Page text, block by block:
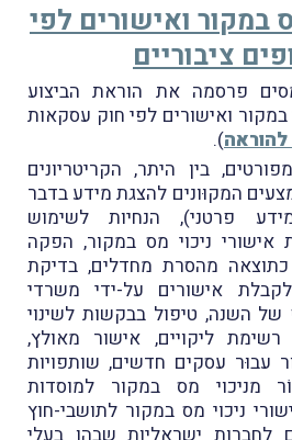
במקור ואישורים לפי
ציבוריים
פרסמה את הוראת הביצוע
במקור ואישורים לפי חוק עסקאות
להוראה).
בין היתר, הקריטריונים
המקוּונים להצגת מידע בדבר
פרטני), הנחיות לשימוש
ניכוי מס במקור, הפקה
מהסרת מחדלים, בדיקת
לקבלת אישורים על-ידי משרדי
השנה, טיפול בבקשות לשינוי
רשימת ליקויים, אישור מאולץ,
עבוּר עסקים חדשים, שותפויות
מניכוי מס במקור למוסדות
ניכוי מס במקור לתושבי-חוץ